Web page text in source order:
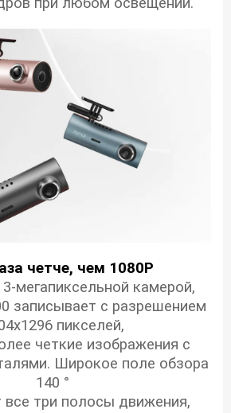
четче, чем 1080P
мегапиксельной камерой,
записывает с разрешением
пикселей,
четкие изображения с
Широкое поле обзора
140 °
все три полосы движения,